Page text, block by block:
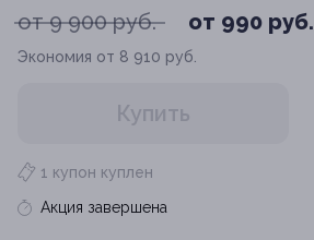
от 9 900 руб. от 990 руб.
Экономия от 8 910 руб.
Купить
1 купон куплен
Акция завершена